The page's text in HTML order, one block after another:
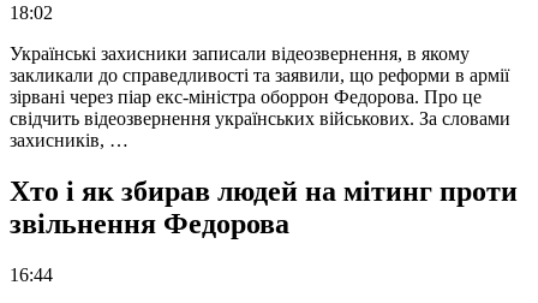
18:02
Українські захисники записали відеозвернення, в якому
закликали до справедливості та заявили, що реформи в армії
зірвані через піар екс-міністра оборрон Федорова. Про це
свідчить відеозвернення українських військових. За словами
захисників, …
Хто і як збирав людей на мітинг проти
звільнення Федорова
16:44